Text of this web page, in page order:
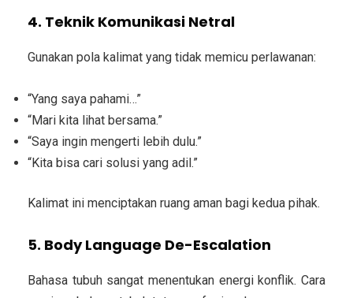
4. Teknik Komunikasi Netral
Gunakan pola kalimat yang tidak memicu perlawanan:
“Yang saya pahami…”
“Mari kita lihat bersama.”
“Saya ingin mengerti lebih dulu.”
“Kita bisa cari solusi yang adil.”
Kalimat ini menciptakan ruang aman bagi kedua pihak.
5. Body Language De-Escalation
Bahasa tubuh sangat menentukan energi konflik. Cara